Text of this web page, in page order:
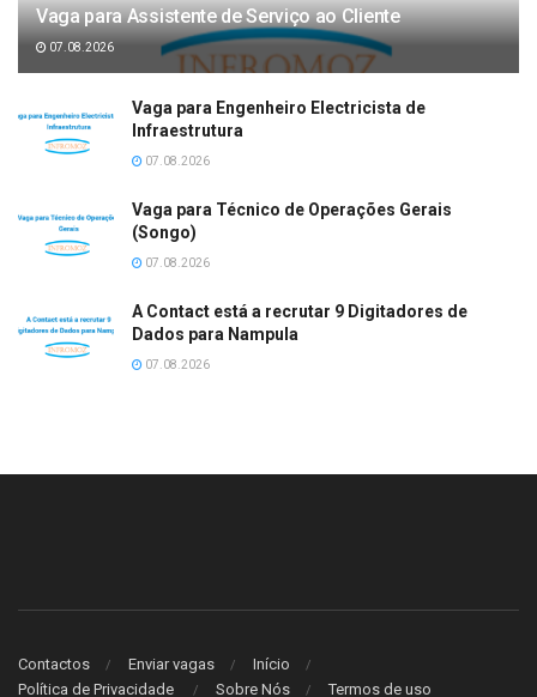
Vaga para Assistente de Serviço ao Cliente
07.08.2026
Vaga para Engenheiro Electricista de
Infraestrutura
07.08.2026
Vaga para Técnico de Operações Gerais
(Songo)
07.08.2026
A Contact está a recrutar 9 Digitadores de
Dados para Nampula
07.08.2026
Contactos Enviar vagas
Início
Política de Privacidade
Sobre Nós Termos de uso